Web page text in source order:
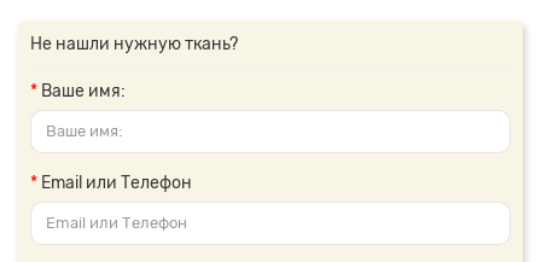
Не нашли нужную ткань?
Ваше имя:
Email или Телефон